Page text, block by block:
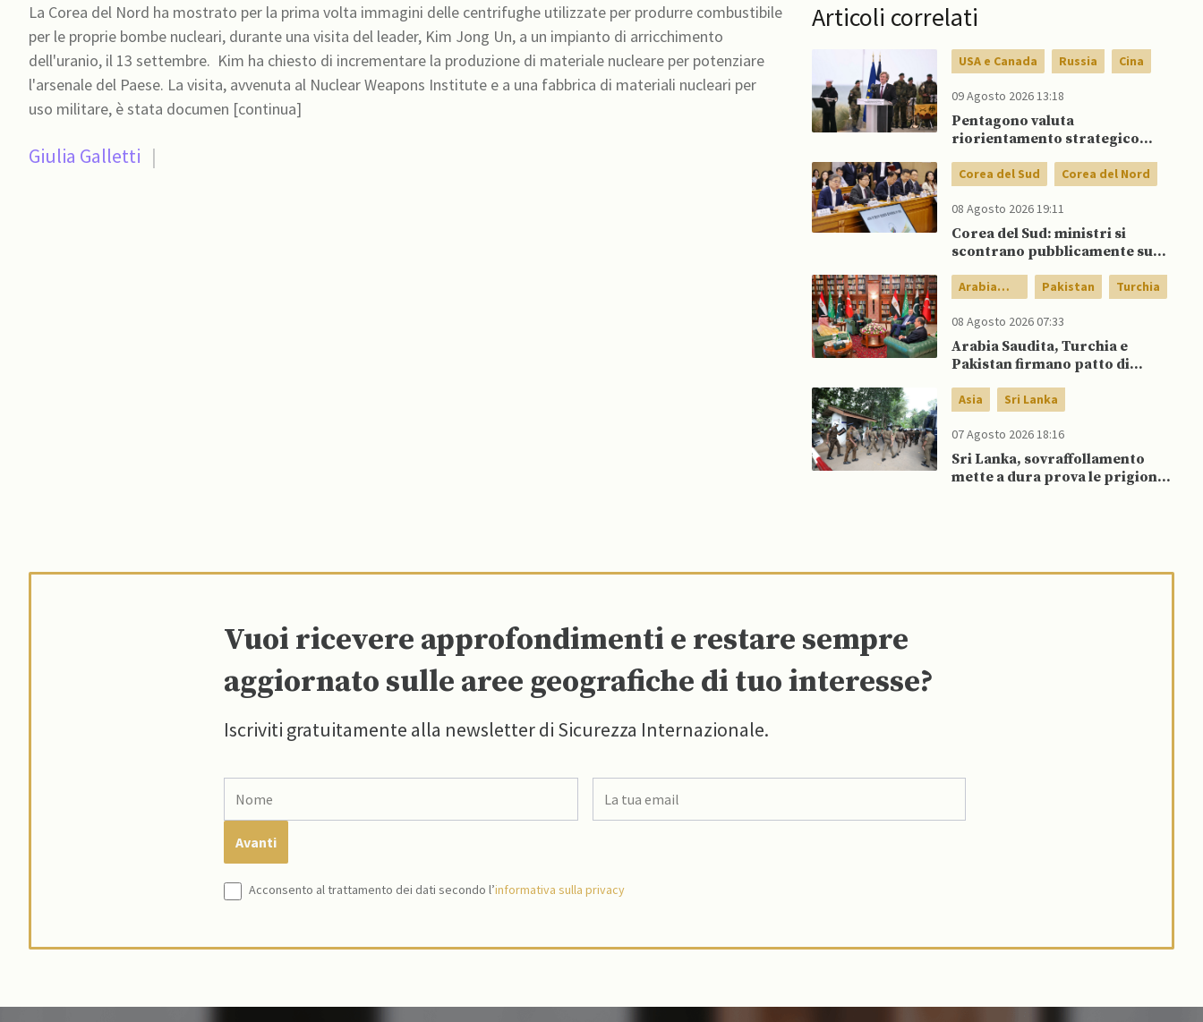
La Corea del Nord ha mostrato per la prima volta immagini delle centrifughe utilizzate per produrre combustibile
per le proprie bombe nucleari, durante una visita del leader, Kim Jong Un, a un impianto di arricchimento
dell'uranio, il 13 settembre. Kim ha chiesto di incrementare la produzione di materiale nucleare per potenziare
l'arsenale del Paese. La visita, avvenuta al Nuclear Weapons Institute e a una fabbrica di materiali nucleari per
uso militare, è stata documen [continua]
Giulia Galletti |
Articoli correlati
USA e Canada Russia Cina
09 Agosto 2026 13:18
Pentagono valuta
riorientamento strategico
e Russia senza innescare
Corea del Sud Corea del Nord
08 Agosto 2026 19:11
Corea del Sud: ministri si
scontrano pubblicamente su
spinge per dialogo
Arabia
Saudita
Pakistan Turchia
08 Agosto 2026 07:33
Arabia Saudita, Turchia e
Pakistan firmano patto di
Asia Sri Lanka
07 Agosto 2026 18:16
Sri Lanka, sovraffollamento
mette a dura prova le prigioni
Vuoi ricevere approfondimenti e restare sempre
aggiornato sulle aree geografiche di tuo interesse?
Iscriviti gratuitamente alla newsletter di Sicurezza Internazionale.
Acconsento al trattamento dei dati secondo l’informativa sulla privacy